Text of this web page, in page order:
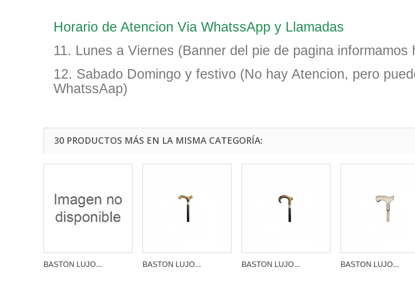
Horario de Atencion Via WhatssApp y Llamadas
11. Lunes a Viernes (Banner del pie de pagina
12. Sabado Domingo y festivo (No hay Atencion, pero
WhatssAap)
30 PRODUCTOS MÁS EN LA MISMA CATEGORÍA:
BASTON LUJO... BASTON LUJO... BASTON LUJO... BASTON LUJO...